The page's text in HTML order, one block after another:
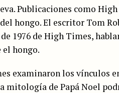
Publicaciones como
hongo. El escritor Tom
1976 de High Times,
hongo.
examinaron los vínculos
mitología de Papá Noel